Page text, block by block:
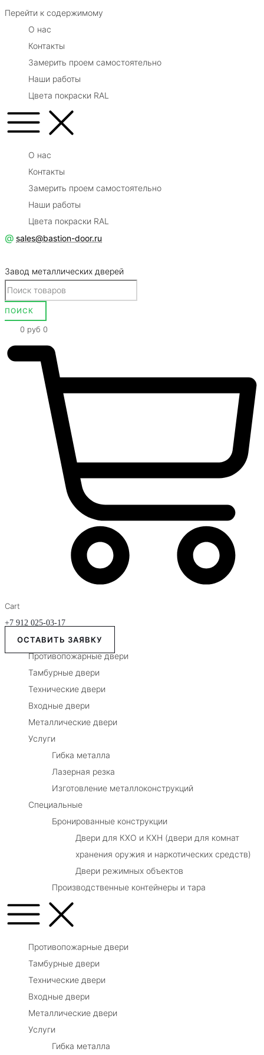
Перейти к содержимому
О нас
Контакты
Замерить проем самостоятельно
Наши работы
Цвета покраски RAL
О нас
Контакты
Замерить проем самостоятельно
Наши работы
Цвета покраски RAL
@ sales@bastion-door.ru
Завод металлических дверей
0 руб 0
Cart
+7 912 025-03-17
ОСТАВИТЬ ЗАЯВКУ
Противопожарные двери
Тамбурные двери
Технические двери
Входные двери
Металлические двери
Услуги
Гибка металла
Лазерная резка
Изготовление металлоконструкций
Специальные
Бронированные конструкции
Двери для КХО и КХН (двери для комнат
хранения оружия и наркотических средств)
Двери режимных объектов
Производственные контейнеры и тара
Противопожарные двери
Тамбурные двери
Технические двери
Входные двери
Металлические двери
Услуги
Гибка металла